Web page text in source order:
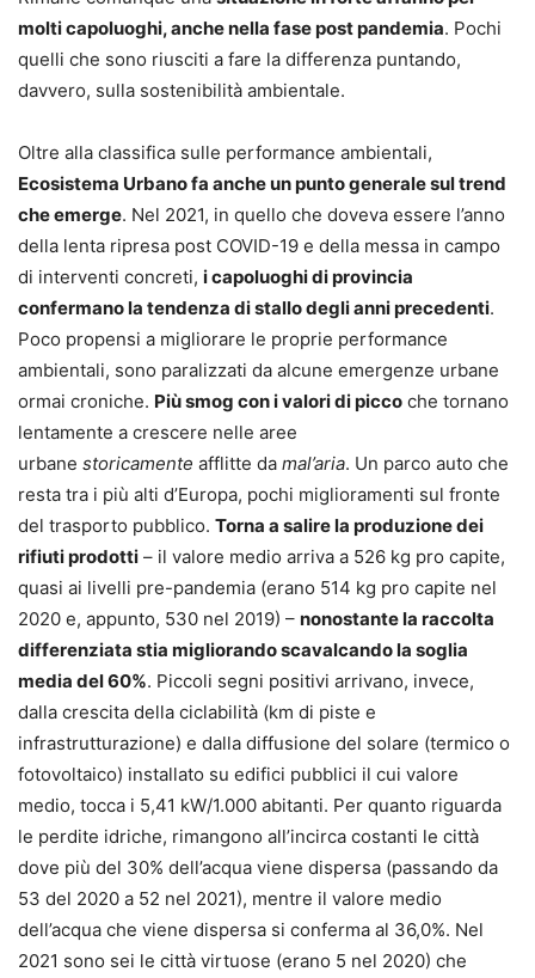
molti capoluoghi, anche nella fase post pandemia. Pochi
quelli che sono riusciti a fare la differenza puntando,
davvero, sulla sostenibilità ambientale.
Oltre alla classifica sulle performance ambientali,
Ecosistema Urbano fa anche un punto generale sul trend
che emerge. Nel 2021, in quello che doveva essere l’anno
della lenta ripresa post COVID-19 e della messa in campo
di interventi concreti, i capoluoghi di provincia
confermano la tendenza di stallo degli anni precedenti.
Poco propensi a migliorare le proprie performance
ambientali, sono paralizzati da alcune emergenze urbane
ormai croniche. Più smog con i valori di picco che tornano
lentamente a crescere nelle aree
urbane storicamente afflitte da mal’aria. Un parco auto che
resta tra i più alti d’Europa, pochi miglioramenti sul fronte
del trasporto pubblico. Torna a salire la produzione dei
rifiuti prodotti – il valore medio arriva a 526 kg pro capite,
quasi ai livelli pre-pandemia (erano 514 kg pro capite nel
2020 e, appunto, 530 nel 2019) – nonostante la raccolta
differenziata stia migliorando scavalcando la soglia
media del 60%. Piccoli segni positivi arrivano, invece,
dalla crescita della ciclabilità (km di piste e
infrastrutturazione) e dalla diffusione del solare (termico o
fotovoltaico) installato su edifici pubblici il cui valore
medio, tocca i 5,41 kW/1.000 abitanti. Per quanto riguarda
le perdite idriche, rimangono all’incirca costanti le città
dove più del 30% dell’acqua viene dispersa (passando da
53 del 2020 a 52 nel 2021), mentre il valore medio
dell’acqua che viene dispersa si conferma al 36,0%. Nel
2021 sono sei le città virtuose (erano 5 nel 2020) che